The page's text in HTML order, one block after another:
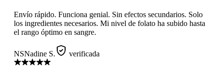
Envío rápido. Funciona genial. Sin efectos secundarios. Solo
los ingredientes necesarios. Mi nivel de folato ha subido hasta
el rango óptimo en sangre.
NSNadine S. verificada